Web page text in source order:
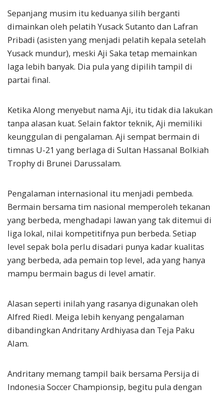
Sepanjang musim itu keduanya silih berganti
dimainkan oleh pelatih Yusack Sutanto dan Lafran
Pribadi (asisten yang menjadi pelatih kepala setelah
Yusack mundur), meski Aji Saka tetap memainkan
laga lebih banyak. Dia pula yang dipilih tampil di
partai final.
Ketika Along menyebut nama Aji, itu tidak dia lakukan
tanpa alasan kuat. Selain faktor teknik, Aji memiliki
keunggulan di pengalaman. Aji sempat bermain di
timnas U-21 yang berlaga di Sultan Hassanal Bolkiah
Trophy di Brunei Darussalam.
Pengalaman internasional itu menjadi pembeda.
Bermain bersama tim nasional memperoleh tekanan
yang berbeda, menghadapi lawan yang tak ditemui di
liga lokal, nilai kompetitifnya pun berbeda. Setiap
level sepak bola perlu disadari punya kadar kualitas
yang berbeda, ada pemain top level, ada yang hanya
mampu bermain bagus di level amatir.
Alasan seperti inilah yang rasanya digunakan oleh
Alfred Riedl. Meiga lebih kenyang pengalaman
dibandingkan Andritany Ardhiyasa dan Teja Paku
Alam.
Andritany memang tampil baik bersama Persija di
Indonesia Soccer Championsip, begitu pula dengan